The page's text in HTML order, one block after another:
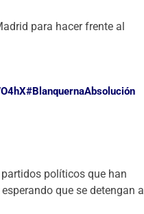
para hacer frente al
#BlanquernaAbsolución
políticos que han
que se detengan a